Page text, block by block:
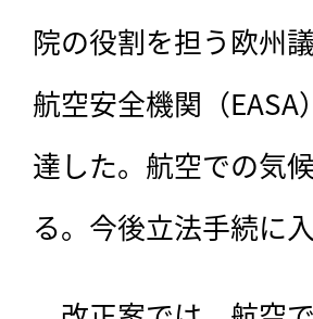
院の役割を担う欧州
航空安全機関（
達した。航空での気
る。今後立法手続に入